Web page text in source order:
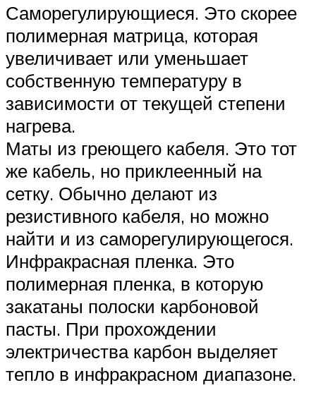
Саморегулирующиеся. Это скорее
полимерная матрица, которая
увеличивает или уменьшает
собственную температуру в
зависимости от текущей степени
нагрева.
Маты из греющего кабеля. Это тот
же кабель, но приклеенный на
сетку. Обычно делают из
резистивного кабеля, но можно
найти и из саморегулирующегося.
Инфракрасная пленка. Это
полимерная пленка, в которую
закатаны полоски карбоновой
пасты. При прохождении
электричества карбон выделяет
тепло в инфракрасном диапазоне.